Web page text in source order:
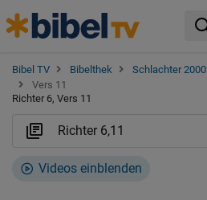
Bibel TV Bibelthek Schlachter 2000
Vers 11
Richter 6, Vers 11
Videos einblenden